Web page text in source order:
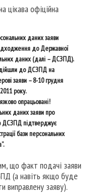
цікава офіційна
даних заяви
до Державної
даних (далі – ДСЗПД).
до ДСЗПД на
заяви – 8-10 грудня
року.
опрацьовані!
даних заяви про
ДСЗПД підтверджує
бази персональних
що факт подачі заяви
(а навіть якщо буде
виправлену заяву).